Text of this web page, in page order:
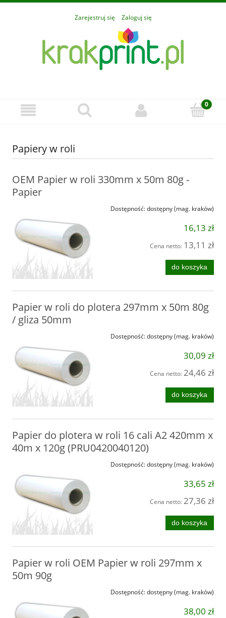
Zarejestruj się Zaloguj się
Papiery w roli
OEM Papier w roli 330mm x 50m 80g -
Papier
Dostępność:dostępny (mag. kraków)
16,13 zł
Cena netto: 13,11 zł
do koszyka
Papier w roli do plotera 297mm x 50m 80g
/ gliza 50mm
Dostępność:dostępny (mag. kraków)
30,09 zł
Cena netto:24,46 zł
do koszyka
Papier do plotera w roli 16 cali A2 420mm x
40m x 120g (PRU0420040120)
Dostępność:dostępny (mag. kraków)
33,65 zł
Cena netto:27,36 zł
do koszyka
Papier w roli OEM Papier w roli 297mm x
50m 90g
Dostępność:dostępny (mag. kraków)
38,00 zł